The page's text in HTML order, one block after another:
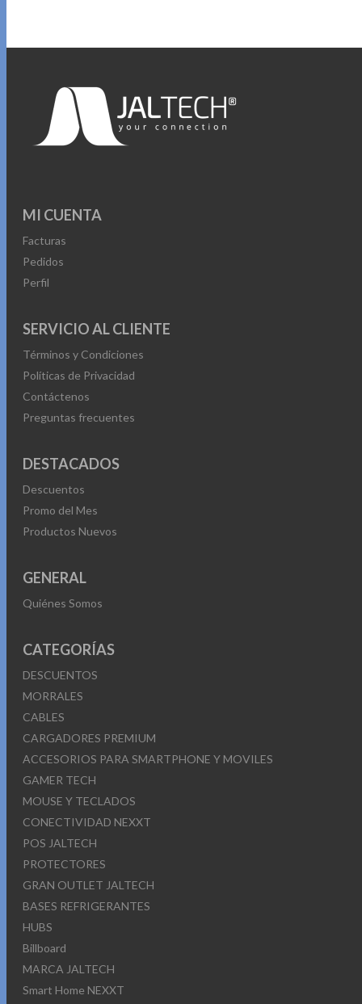
MI CUENTA
Facturas
Pedidos
Perfil
SERVICIO AL CLIENTE
Términos y Condiciones
Políticas de Privacidad
Contáctenos
Preguntas frecuentes
DESTACADOS
Descuentos
Promo del Mes
Productos Nuevos
GENERAL
Quiénes Somos
CATEGORÍAS
DESCUENTOS
MORRALES
CABLES
CARGADORES PREMIUM
ACCESORIOS PARA SMARTPHONE Y MOVILES
GAMER TECH
MOUSE Y TECLADOS
CONECTIVIDAD NEXXT
POS JALTECH
PROTECTORES
GRAN OUTLET JALTECH
BASES REFRIGERANTES
HUBS
Billboard
MARCA JALTECH
Smart Home NEXXT